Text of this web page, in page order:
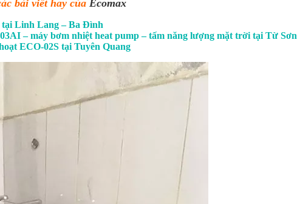
bài viết hay của Ecomax
tại Linh Lang – Ba Đình
– máy bơm nhiệt heat pump – tấm năng lượng mặt trời tại Từ Sơn
ECO-02S tại Tuyên Quang